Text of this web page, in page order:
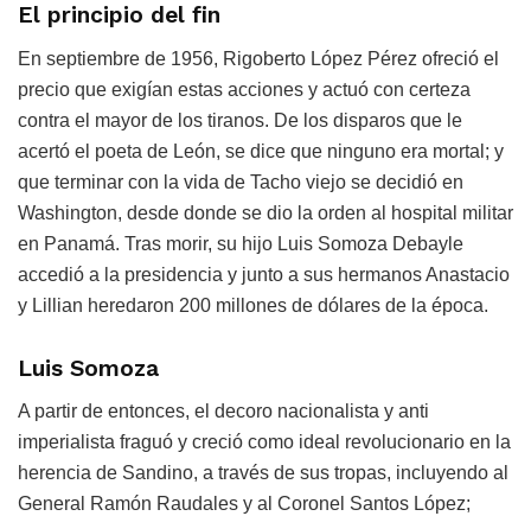
El principio del fin
En septiembre de 1956, Rigoberto López Pérez ofreció el
precio que exigían estas acciones y actuó con certeza
contra el mayor de los tiranos. De los disparos que le
acertó el poeta de León, se dice que ninguno era mortal; y
que terminar con la vida de Tacho viejo se decidió en
Washington, desde donde se dio la orden al hospital militar
en Panamá. Tras morir, su hijo Luis Somoza Debayle
accedió a la presidencia y junto a sus hermanos Anastacio
y Lillian heredaron 200 millones de dólares de la época.
Luis Somoza
A partir de entonces, el decoro nacionalista y anti
imperialista fraguó y creció como ideal revolucionario en la
herencia de Sandino, a través de sus tropas, incluyendo al
General Ramón Raudales y al Coronel Santos López;